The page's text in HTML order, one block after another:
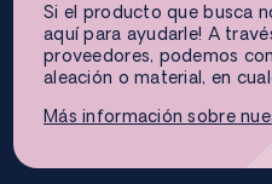
Si el producto que busca
aquí para ayudarle! A
proveedores, podemos
aleación o material, en
Más información sobre